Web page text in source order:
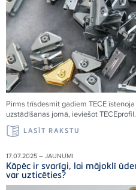
Pirms trīsdesmit gadiem TECE
uzstādīšanas jomā, ieviešotTECEprofil.
LASĪT RAKSTU
17.07.2025 – JAUNUMI
Kāpēc ir svarīgi, lai mājoklī
var uzticēties?